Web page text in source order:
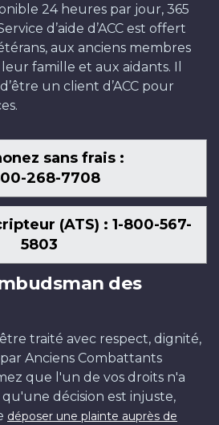
24 heures par jour, 365
d’aide d’ACC est offert
aux anciens membres
leur famille et aux aidants. Il
un client d’ACC pour
sans frais :
268-7708
(ATS) : 1-800-567-
5803
des
traité avec respect, dignité,
Anciens Combattants
que l'un de vos droits n'a
décision est injuste,
déposer une plainte auprès de